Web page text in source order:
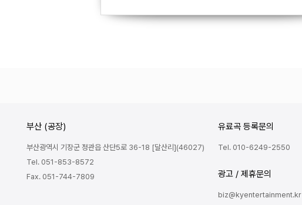
부산 (공장)
부산광역시 기장군 정관읍 산단5로 36-18 [달산리](46027)
Tel. 051-853-8572
Fax. 051-744-7809
유료곡 등록문의
Tel. 010-6249-2550
광고 / 제휴문의
biz@kyentertainment.kr